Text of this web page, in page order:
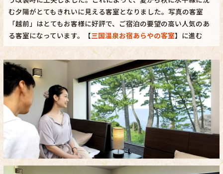
む夕陽がとてもきれいに見える客室となりました。写真の客室
「越前」はとてもお客様に好評で、ご宿泊の要望の高い人気のあ
る客室になっています。【三国温泉お宿あらやの客室】に進む